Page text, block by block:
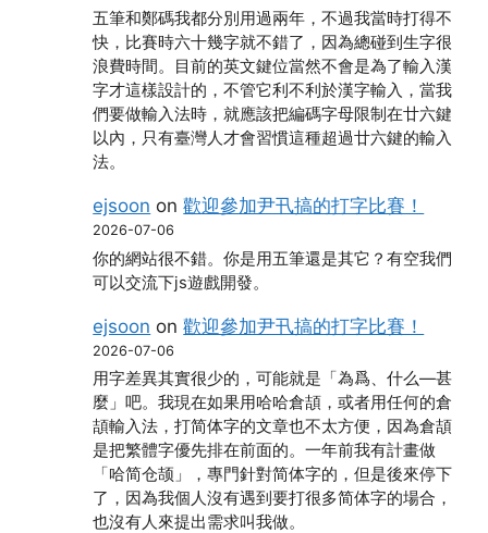
五筆和鄭碼我都分別用過兩年，不過我當時打得不
快，比賽時六十幾字就不錯了，因為總碰到生字很
浪費時間。目前的英文鍵位當然不會是為了輸入漢
字才這樣設計的，不管它利不利於漢字輸入，當我
們要做輸入法時，就應該把編碼字母限制在廿六鍵
以內，只有臺灣人才會習慣這種超過廿六鍵的輸入
法。
ejsoon on歡迎參加尹卂搞的打字比賽！
2026-07-06
你的網站很不錯。你是用五筆還是其它？有空我們
可以交流下js遊戲開發。
ejsoon on歡迎參加尹卂搞的打字比賽！
2026-07-06
用字差異其實很少的，可能就是「為爲、什么―甚
麼」吧。我現在如果用哈哈倉頡，或者用任何的倉
頡輸入法，打简体字的文章也不太方便，因為倉頡
是把繁體字優先排在前面的。一年前我有計畫做
「哈简仓颉」，專門針對简体字的，但是後來停下
了，因為我個人沒有遇到要打很多简体字的場合，
也沒有人來提出需求叫我做。